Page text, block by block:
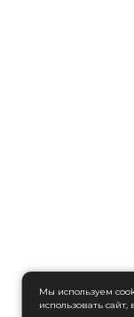
Мы используем
использовать